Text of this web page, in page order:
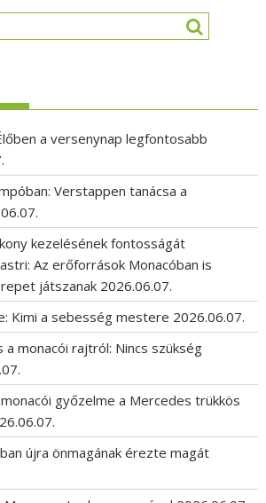
a versenynap legfontosabb
Verstappen tanácsa a
kezelésének fontosságát
Az erőforrások Monacóban is
játszanak 2026.06.07.
Kimi a sebesség mestere 2026.06.07.
a monacói rajtról: Nincs szükség
monacói győzelme a Mercedes trükkös
újra önmagának érezte magát